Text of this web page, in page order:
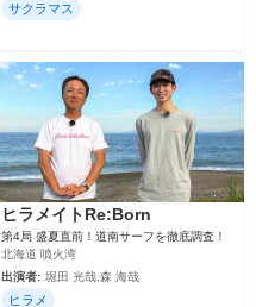
サクラマス
ヒラメイトRe:Born
第4局 盛夏直前！道南サーフを徹底調査！
北海道 噴火湾
出演者: 堀田 光哉,森 海哉
ヒラメ